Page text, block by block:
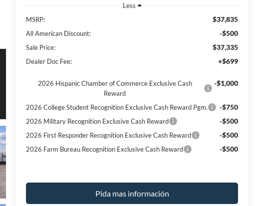
Less
MSRP:
$37,835
All American Discount: -$500
Sale Price: $37,335
Dealer Doc Fee: +$699
2026 Hispanic Chamber of Commerce Exclusive Cash
Reward
-$1,000
2026 College Student Recognition Exclusive Cash Reward Pgm. -$750
2026 Military Recognition Exclusive Cash Reward -$500
2026 First Responder Recognition Exclusive Cash Reward -$500
2026 Farm Bureau Recognition Exclusive Cash Reward -$500
Pida mas información